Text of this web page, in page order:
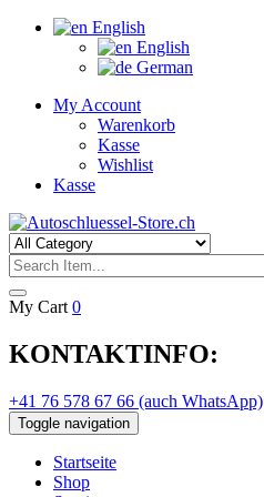
English
English
German
My Account
Warenkorb
Kasse
Wishlist
Kasse
My Cart 0
KONTAKTINFO:
+41 76 578 67 66 (auch WhatsApp)
Toggle navigation
Startseite
Shop